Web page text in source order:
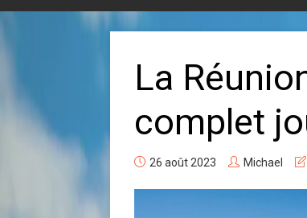
La
complet
26 août 2023 Michael